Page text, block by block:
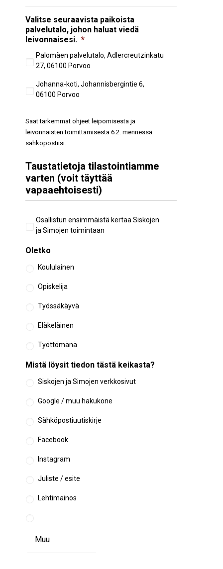
Valitse seuraavista paikoista
palvelutalo, johon haluat viedä
leivonnaisesi. *
Palomäen palvelutalo, Adlercreutzinkatu
27, 06100 Porvoo
Johanna-koti, Johannisbergintie 6,
06100 Porvoo
Saat tarkemmat ohjeet leipomisesta ja
leivonnaisten toimittamisesta 6.2. mennessä
sähköpostiisi.
Taustatietoja tilastointiamme
varten (voit täyttää
vapaaehtoisesti)
Aiempi
osallistuminen
Osallistun ensimmäistä kertaa Siskojen
ja Simojen toimintaan
Oletko
Koululainen
Opiskelija
Työssäkäyvä
Eläkeläinen
Työttömänä
Mistä löysit tiedon tästä keikasta?
Siskojen ja Simojen verkkosivut
Google / muu hakukone
Sähköpostiuutiskirje
Facebook
Instagram
Juliste / esite
Lehtimainos